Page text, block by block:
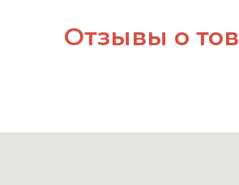
Отзывы о